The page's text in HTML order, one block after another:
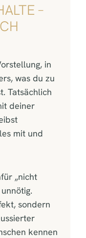
–
in
was du zu
Tatsächlich
deiner
mit und
„nicht
sondern
kennen